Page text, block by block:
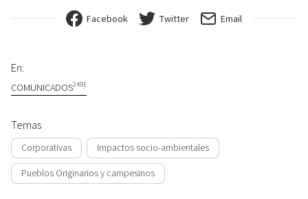
Facebook Twitter Email
En:
COMUNICADOS2491
Temas
Corporativas Impactos socio-ambientales
Pueblos Originarios y campesinos